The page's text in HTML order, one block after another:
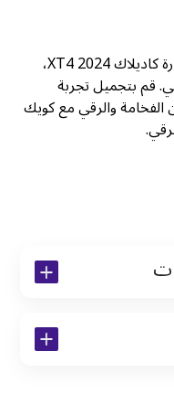
اتصل ب كويك ليز اليوم لاستئجار سيارة كاديلاك XT4 2024،
قم بتجميل تجربة
الفخامة والرقي مع كويك